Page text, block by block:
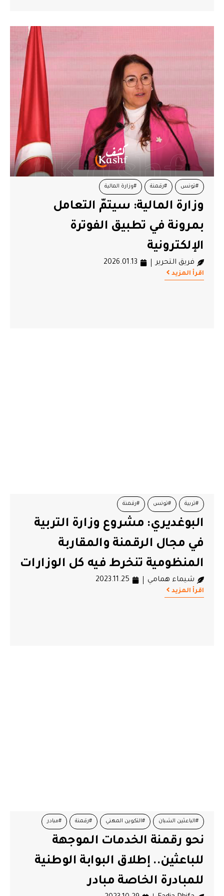
#تونس #رقمنة #وزارة المالية
وزارة المالية: سيتمّ التعامل
بمرونة في تطبيق الفوترة
الإلكترونية
فريق التحرير 2026.01.13
اقرأ المزيد
#تربية #تونس #رقمنة
البوغديري: مشروع وزارة التربية
في مجال الرقمنة والمقاربة
المنظومية تنخرط فيه كل الوزارات
شيماء همامي 2023.11.25
اقرأ المزيد
#الباعثين الشبان #التكوين المهني #رقمنة #مبادر
#وزارة التشغيل
نحو رقمنة الخدمات الموجهة
للباعثين.. إطلاق البوابة الوطنية
للمبادرة الخاصة مبادر